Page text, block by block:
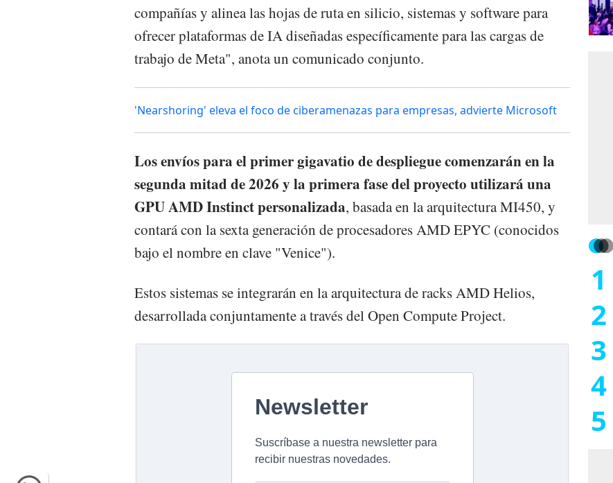
compañías y alinea las hojas de ruta en silicio, sistemas y software para
ofrecer plataformas de IA diseñadas específicamente para las cargas de
trabajo de Meta", anota un comunicado conjunto.
'Nearshoring' eleva el foco de ciberamenazas para empresas, advierte Microsoft
Los envíos para el primer gigavatio de despliegue comenzarán en la
segunda mitad de 2026 y la primera fase del proyecto utilizará una
GPU AMD Instinct personalizada, basada en la arquitectura MI450, y
contará con la sexta generación de procesadores AMD EPYC (conocidos
bajo el nombre en clave "Venice").
Estos sistemas se integrarán en la arquitectura de racks AMD Helios,
desarrollada conjuntamente a través del Open Compute Project.
1
2
3
4
5